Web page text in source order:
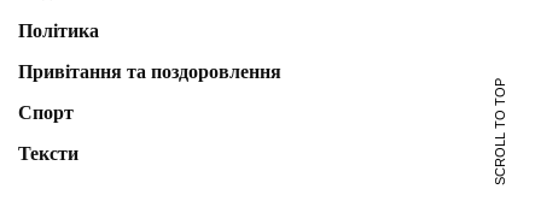
Політика
Привітання та поздоровлення
Спорт
Тексти
SCROLL TO TOP